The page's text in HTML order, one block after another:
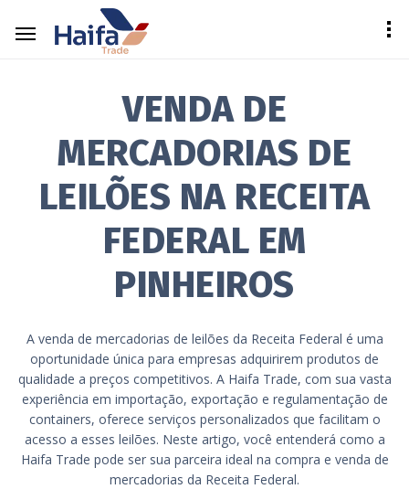
VENDA DE
MERCADORIAS DE
LEILÕES NA RECEITA
FEDERAL EM
PINHEIROS
A venda de mercadorias de leilões da Receita Federal é uma
oportunidade única para empresas adquirirem produtos de
qualidade a preços competitivos. A Haifa Trade, com sua vasta
experiência em importação, exportação e regulamentação de
containers, oferece serviços personalizados que facilitam o
acesso a esses leilões. Neste artigo, você entenderá como a
Haifa Trade pode ser sua parceira ideal na compra e venda de
mercadorias da Receita Federal.